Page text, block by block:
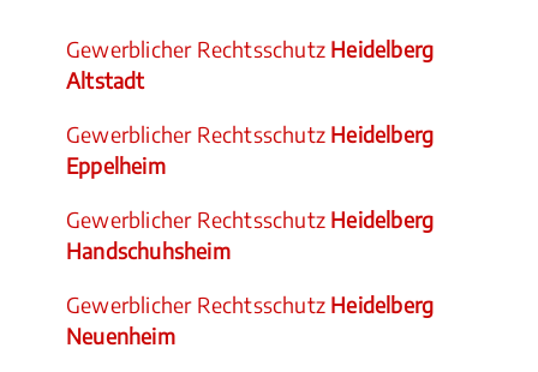
Gewerblicher Rechtsschutz Heidelberg
Altstadt
Gewerblicher Rechtsschutz Heidelberg
Eppelheim
Gewerblicher Rechtsschutz Heidelberg
Handschuhsheim
Gewerblicher Rechtsschutz Heidelberg
Neuenheim